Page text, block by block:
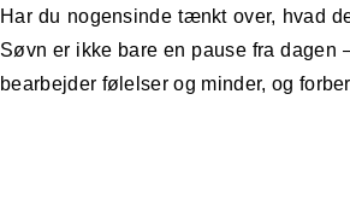
Har du nogensinde tænkt over, hvad det egentlig betyder for din krop og dit sind, hvis du sover for lidt?
Søvn er ikke bare en pause fra dagen
bearbejder følelser og minder, og